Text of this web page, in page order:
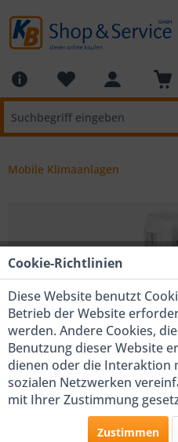
Mobile Klimaanlagen
Novaer mobiles
Cookie-Richtlinien
Diese Website benutzt
Betrieb der Website
werden. Andere Cookies,
Benutzung dieser Website
dienen oder die Interaktion
sozialen Netzwerken
mit Ihrer Zustimmung
Zustimmen